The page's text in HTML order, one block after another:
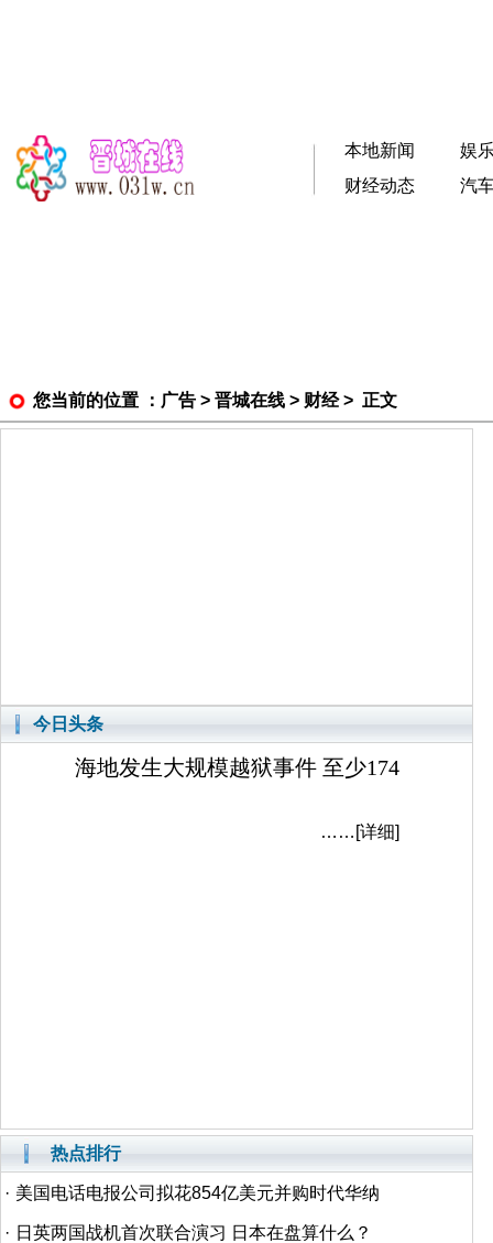
本地新闻
娱
财经动态
汽
您当前的位置 ： 广告 > 晋城在线 > 财经> 正文
今日头条
海地发生大规模越狱事件 至少174
…… [详细]
热点排行
· 美国电话电报公司拟花854亿美元并购时代华纳
· 日英两国战机首次联合演习 日本在盘算什么？